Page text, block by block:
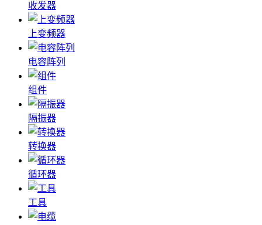
收发器
上变频器
电容阵列
组件
隔振器
转换器
循环器
工具